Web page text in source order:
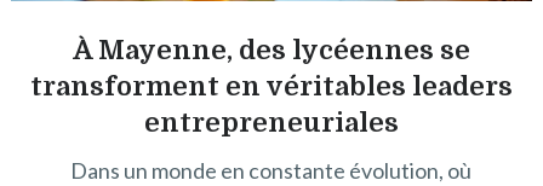
À Mayenne, des lycéennes se
transforment en véritables leaders
entrepreneuriales
Dans un monde en constante évolution, où